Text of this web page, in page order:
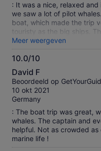
: It was a nice, relaxed
we saw a lot of pilot
boat, which made the trip
touristy as the big ships.
explains a lot about the
there. You can also take a
small reef where you can
ingredients. Overall we
to sit in the front of the
also get wet quickly.
beforehand. And the swell
too sensitive a stomach.
trips here in the region ;-).
Meer weergeven
10.0/10
10.0
van
10
David F
Beoordeeld op
10 okt 2021
Germany
: The boat trip was great,
whales. The captain and
helpful. Not as crowded
marine life !